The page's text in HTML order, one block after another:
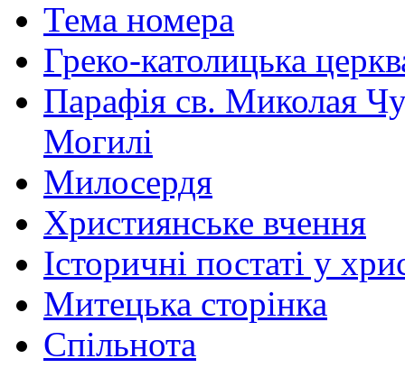
Тема номера
Греко-католицька
Парафія св. Миколая
Могилі
Милосердя
Християнське вчення
Історичні постаті у
Митецька сторінка
Спільнота